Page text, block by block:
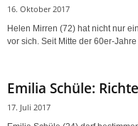
16. Oktober 2017
Helen Mirren (72) hat nicht nur
vor sich. Seit Mitte der 60er-
Emilia Schüle:
17. Juli 2017